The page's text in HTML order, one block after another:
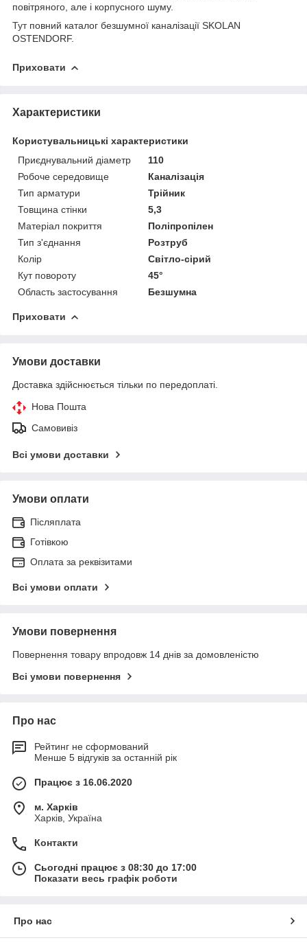
повітряного, але і корпусного шуму.
Тутповний каталог безшумної каналізації SKOLAN
OSTENDORF.
Приховати
Характеристики
Користувальницькі характеристики
Приєднувальний діаметр
110
Робоче середовище
Каналізація
Тип арматури
Трійник
Товщина стінки
5,3
Матеріал покриття
Поліпропілен
Тип з'єднання
Розтруб
Колір
Світло-сірий
Кут повороту
45°
Область застосування
Безшумна
Приховати
Умови доставки
Доставка здійснюється тільки по передоплаті.
Нова Пошта
Самовивіз
Всі умови доставки
Умови оплати
Післяплата
Готівкою
Оплата за реквізитами
Всі умови оплати
Умови повернення
Повернення товару впродовж 14 днів за домовленістю
Всі умови повернення
Про нас
Рейтинг не сформований
Менше 5 відгуків за останній рік
Працює з 16.06.2020
м. Харків
Харків, Україна
Контакти
Сьогодні працює з 08:30 до 17:00
Показати весь графік роботи
Про нас